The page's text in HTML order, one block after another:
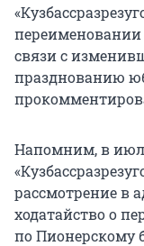
переименовании
связи с
празднованию
Напомним, в
рассмотрение в
ходатайство о
по Пионерскому